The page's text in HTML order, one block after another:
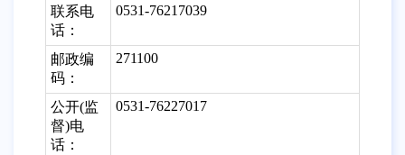
联系电
话：
0531-76217039
邮政编
码：
271100
公开(监
督)电
话：
0531-76227017